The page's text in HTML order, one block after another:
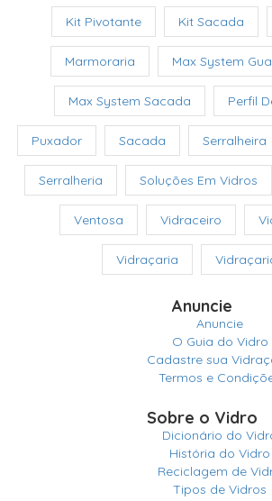
Kit Pivotante Kit Sacada
Marmoraria Max System
Max System Sacada Perfil
Puxador Sacada Serralheira
Serralheria Soluções Em Vidros
Ventosa Vidraceiro
Vidraçaria
Anuncie
Anuncie
O Guia do Vidro
Cadastre sua
Termos e
Sobre o Vidro
Dicionário do
História do Vidro
Reciclagem de
Tipos de Vidros